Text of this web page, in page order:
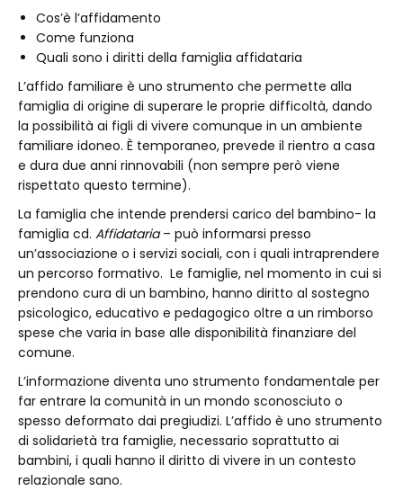
Cos’è l’affidamento
Come funziona
Quali sono i diritti della famiglia affidataria
L’affido familiare è uno strumento che permette alla
famiglia di origine di superare le proprie difficoltà, dando
la possibilità ai figli di vivere comunque in un ambiente
familiare idoneo. È temporaneo, prevede il rientro a casa
e dura due anni rinnovabili (non sempre però viene
rispettato questo termine).
La famiglia che intende prendersi carico del bambino- la
famiglia cd. Affidataria– può informarsi presso
un’associazione o i servizi sociali, con i quali intraprendere
un percorso formativo. Le famiglie, nel momento in cui si
prendono cura di un bambino, hanno diritto al sostegno
psicologico, educativo e pedagogico oltre a un rimborso
spese che varia in base alle disponibilità finanziare del
comune.
L’informazione diventa uno strumento fondamentale per
far entrare la comunità in un mondo sconosciuto o
spesso deformato dai pregiudizi. L’affido è uno strumento
di solidarietà tra famiglie, necessario soprattutto ai
bambini, i quali hanno il diritto di vivere in un contesto
relazionale sano.